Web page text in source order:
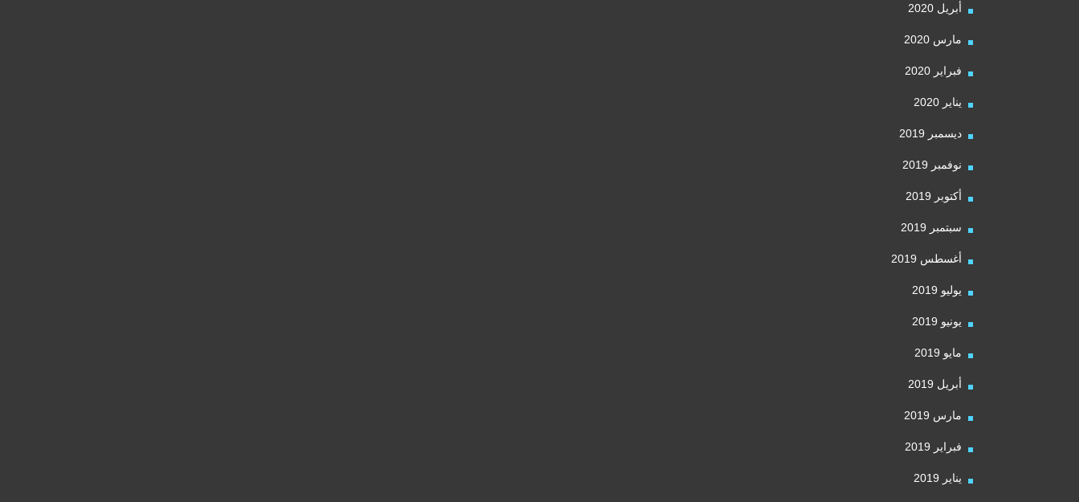
أبريل 2020
مارس 2020
فبراير 2020
يناير 2020
ديسمبر 2019
نوفمبر 2019
أكتوبر 2019
سبتمبر 2019
أغسطس 2019
يوليو 2019
يونيو 2019
مايو 2019
أبريل 2019
مارس 2019
فبراير 2019
يناير 2019